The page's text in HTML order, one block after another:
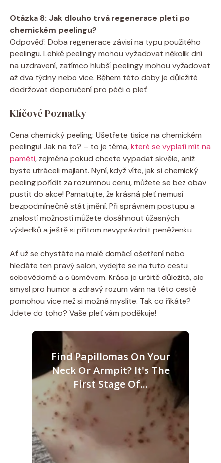
Otázka 8: Jak dlouho trvá regenerace pleti po
chemickém peelingu?
Odpověď: Doba regenerace závisí na typu použitého
peelingu. Lehké peelingy mohou vyžadovat několik dní
na uzdravení, zatímco hlubší peelingy mohou vyžadovat
až dva týdny nebo více. Během této doby je důležité
dodržovat doporučení pro péči o pleť.
Klíčové Poznatky
Cena chemický peeling: Ušetřete tisíce na chemickém
peelingu! Jak na to? – to je téma,které se vyplatí mít na
paměti, zejména pokud chcete vypadat skvěle, aniž
byste utráceli majlant. Nyní, když víte, jak si chemický
peeling pořídit za rozumnou cenu, můžete se bez obav
pustit do akce! Pamatujte, že krásná pleť nemusí
bezpodmínečně stát jmění. Při správném postupu a
znalostí možností můžete dosáhnout úžasných
výsledků a ještě si přitom nevyprázdnit peněženku.
Ať už se chystáte na malé domácí ošetření nebo
hledáte ten pravý salon, vydejte se na tuto cestu
sebevědomě a s úsměvem. Krása je určitě důležitá, ale
smysl pro humor a zdravý rozum vám na této cestě
pomohou více než si možná myslíte. Tak co říkáte?
Jdete do toho? Vaše pleť vám poděkuje!
Find Papillomas On Your
Neck Or Armpit? It's The
First Stage Of...